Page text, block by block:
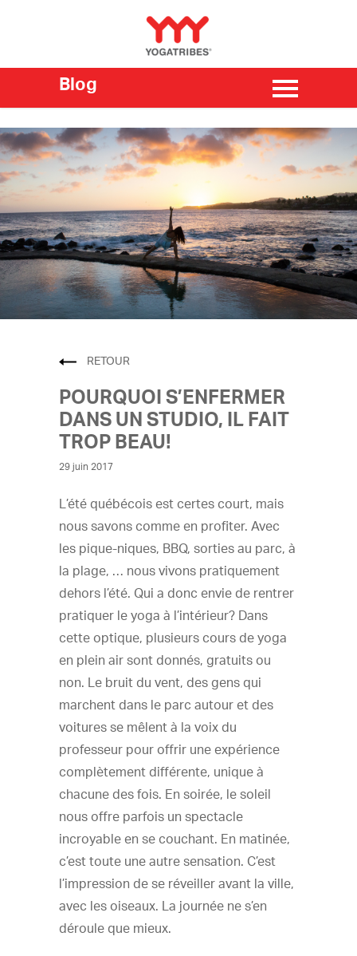
RETOUR
POURQUOI S’ENFERMER
DANS UN STUDIO, IL FAIT
TROP BEAU!
29 juin 2017
L’été québécois est certes court, mais
nous savons comme en profiter. Avec
les pique-niques, BBQ, sorties au parc, à
la plage, … nous vivons pratiquement
dehors l’été. Qui a donc envie de rentrer
pratiquer le yoga à l’intérieur? Dans
cette optique, plusieurs cours de yoga
en plein air sont donnés, gratuits ou
non. Le bruit du vent, des gens qui
marchent dans le parc autour et des
voitures se mêlent à la voix du
professeur pour offrir une expérience
complètement différente, unique à
chacune des fois. En soirée, le soleil
nous offre parfois un spectacle
incroyable en se couchant. En matinée,
c’est toute une autre sensation. C’est
l’impression de se réveiller avant la ville,
avec les oiseaux. La journée ne s’en
déroule que mieux.